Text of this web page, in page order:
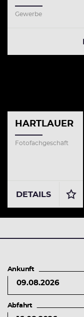
Gewerbe
HARTLAUER
Fotofachgeschäft
DETAILS
Pfeiltaste
Vorheriger
Tag
Ankunft
Abfahrt